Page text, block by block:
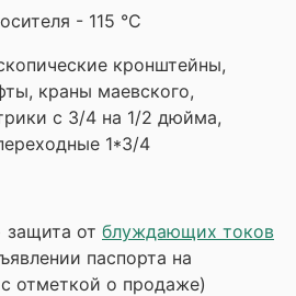
- 115 °С
кронштейны,
краны маевского,
с 3/4 на 1/2 дюйма,
1*3/4
защита от блуждающих токов
паспорта на
отметкой о продаже)